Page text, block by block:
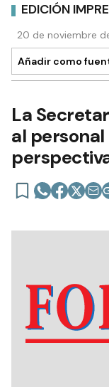
EDICIÓN
20 de noviembre
Añadir como
La
al